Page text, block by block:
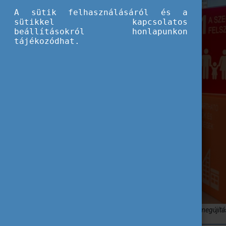
Hangadó - Veszprém Ifjúsági Koncepciójának
A sütik felhasználásáról és a
sütikkel kapcsolatos
beállításokról honlapunkon
tájékozódhat.